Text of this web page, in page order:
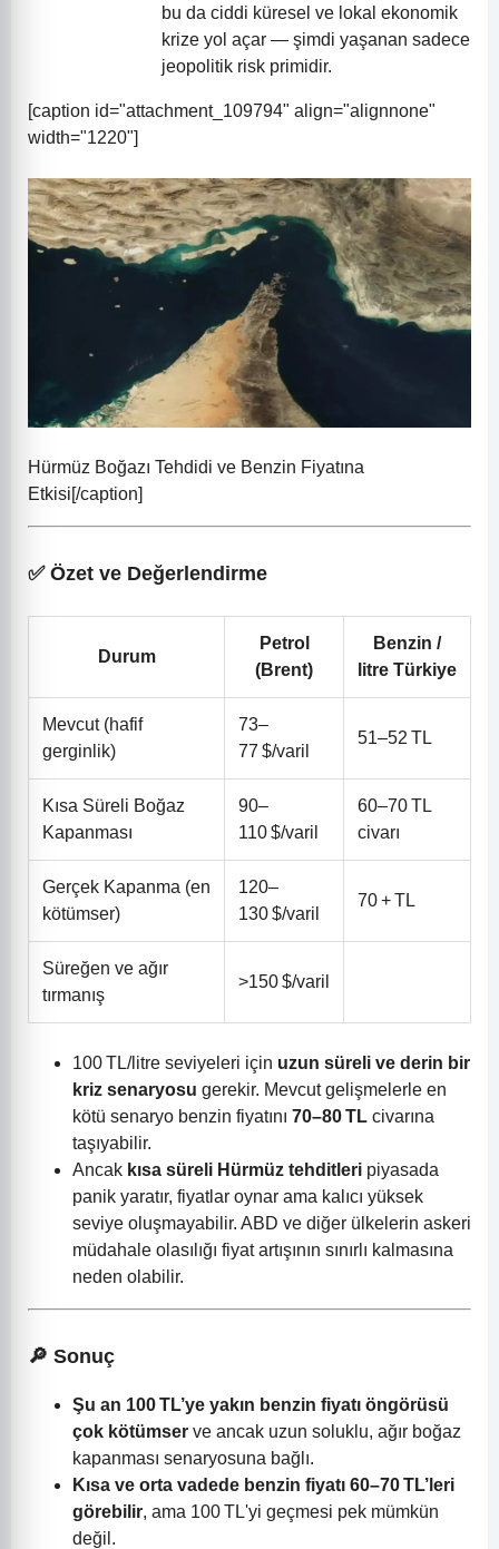
bu da ciddi küresel ve lokal ekonomik
krize yol açar — şimdi yaşanan sadece
jeopolitik risk primidir.
[caption id="attachment_109794" align="alignnone"
width="1220"]
Hürmüz Boğazı Tehdidi ve Benzin Fiyatına
Etkisi[/caption]
✅ Özet ve Değerlendirme
Durum
Petrol
(Brent)
Benzin /
litre Türkiye
Mevcut (hafif
gerginlik)
73–
77 $/varil
51–52 TL
Kısa Süreli Boğaz
Kapanması
90–
110 $/varil
60–70 TL
civarı
Gerçek Kapanma (en
kötümser)
120–
130 $/varil
70 + TL
Süreğen ve ağır
tırmanış
>150 $/varil
100 TL/litre seviyeleri için uzun süreli ve derin bir
kriz senaryosu gerekir. Mevcut gelişmelerle en
kötü senaryo benzin fiyatını 70–80 TL civarına
taşıyabilir.
Ancak kısa süreli Hürmüz tehditleri piyasada
panik yaratır, fiyatlar oynar ama kalıcı yüksek
seviye oluşmayabilir. ABD ve diğer ülkelerin askeri
müdahale olasılığı fiyat artışının sınırlı kalmasına
neden olabilir.
🔎 Sonuç
Şu an 100 TL’ye yakın benzin fiyatı öngörüsü
çok kötümser ve ancak uzun soluklu, ağır boğaz
kapanması senaryosuna bağlı.
Kısa ve orta vadede benzin fiyatı 60–70 TL’leri
görebilir, ama 100 TL'yi geçmesi pek mümkün
değil.